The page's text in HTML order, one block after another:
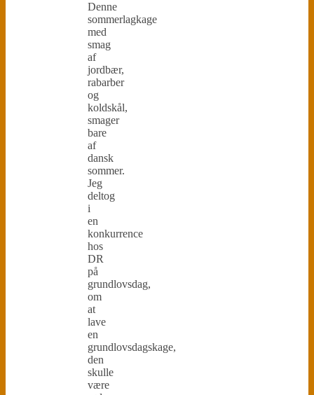
Denne
sommerlagkage
med
smag
af
jordbær,
rabarber
og
koldskål,
smager
bare
af
dansk
sommer.
Jeg
deltog
i
en
konkurrence
hos
DR
på
grundlovsdag,
om
at
lave
en
grundlovsdagskage,
den
skulle
være